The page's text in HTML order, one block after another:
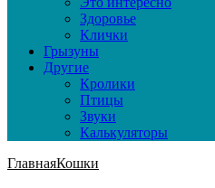
Здоровье
Клички
Грызуны
Другие
Кролики
Птицы
Звуки
Калькуляторы
ГлавнаяКошки